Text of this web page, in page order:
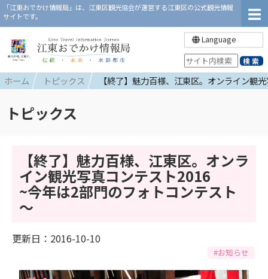
「江東おでかけ情報局」は、江東区観光協会が運営する江東区の公式観光情報
サイトです。
Language
ホーム トピックス 【終了】魅力百様、江東区。オンライン観
トピックス
【終了】魅力百様、江東区。オンラ
イン観光写真コンテスト2016
~今年は2部門のフォトコンテスト
～
更新日：2016-10-10
#お知らせ